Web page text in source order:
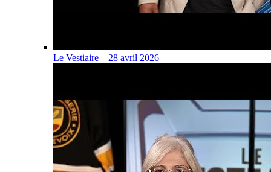
Le Vestiaire – 28 avril 2026